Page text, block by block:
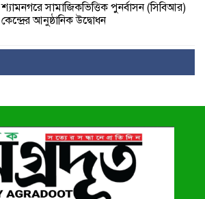
শ্যামনগরে সামাজিকভিত্তিক পুনর্বাসন (সিবিআর)
কেন্দ্রের আনুষ্ঠানিক উদ্বোধন